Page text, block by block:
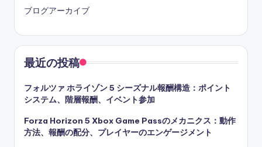
ブログアーカイブ
最近の投稿
フォルツァ ホライゾン 5 シーズナル報酬構造：ポイント
システム、階層報酬、イベント参加
Forza Horizon 5 Xbox Game Passのメカニクス：動作
方法、報酬の配分、プレイヤーのエンゲージメント